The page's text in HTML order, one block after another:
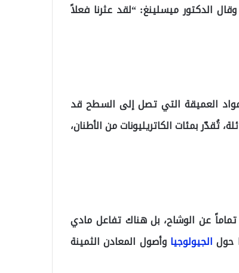
الدكتور ميسلينغ: “لقد عثرنا فعلاً
العميقة التي تصل إلى السطح قد
تُقدّر بمئات الكاتريليونات من الأطنان،
عن الوشاح، بل هناك تفاعل مادي
حولالجيولوجياوأصول المعادن الثمينة